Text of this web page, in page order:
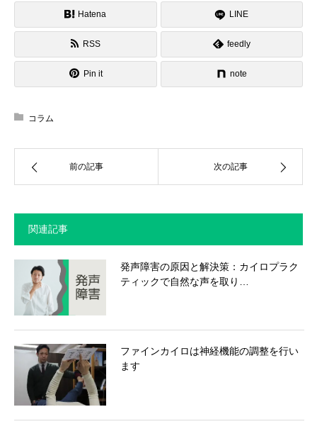
Hatena LINE
RSS feedly
Pin it note
コラム
前の記事 次の記事
関連記事
発声障害の原因と解決策：カイロプラク
ティックで自然な声を取り…
ファインカイロは神経機能の調整を行い
ます